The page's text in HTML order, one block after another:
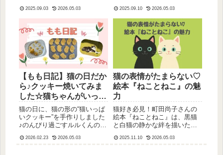
2025.09.03 2026.05.03
る姿に癒やされます。
2025.09.10 2026.05.03
【もも日記】猫の日だか
ら♪クッキー焼いてみま
した☆猫ちゃんがいっぱ
いで幸せ〜ルルくんは？
猫の日に、猫の形の“猫いっぱ
いクッキー”を手作りしました
♪のんびり過ごすルルくんの様
の記録です。猫好きさんにぴ
2026.02.23 2026.05.03
猫の表情がたまらない♡
絵本『ねことねこ』の魅
力
猫好き必見！町田尚子さんの
絵本『ねことねこ』は、黒猫
と白猫の静かな絆を描いた心
癒されます。
2025.11.10 2026.05.03